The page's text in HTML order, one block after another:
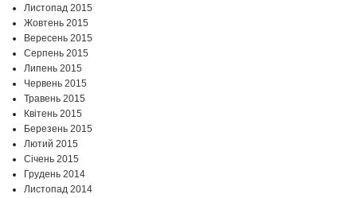
Листопад 2015
Жовтень 2015
Вересень 2015
Серпень 2015
Липень 2015
Червень 2015
Травень 2015
Квітень 2015
Березень 2015
Лютий 2015
Січень 2015
Грудень 2014
Листопад 2014